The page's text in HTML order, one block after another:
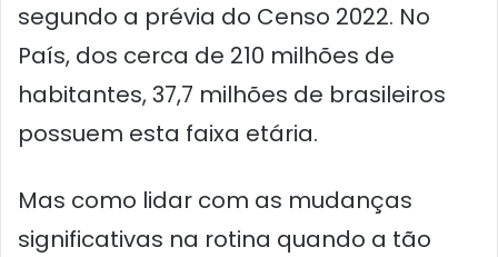
segundo a prévia do Censo 2022. No
País, dos cerca de 210 milhões de
habitantes, 37,7 milhões de brasileiros
possuem esta faixa etária.
Mas como lidar com as mudanças
significativas na rotina quando a tão